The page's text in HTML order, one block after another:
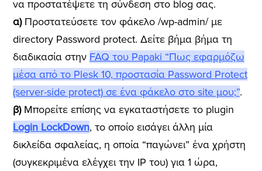
να προστατέψετε τη σύνδεση στο blog σας.
α)Προστατεύσετε τον φάκελο /wp-admin/ με
directory Password protect. Δείτε βήμα βήμα τη
διαδικασία στην FAQ του Papaki “Πως εφαρμόζω
μέσα από το Plesk 10, προστασία Password Protect
(server-side protect) σε ένα φάκελο στο site μου;”.
β)Μπορείτε επίσης να εγκαταστήσετε το plugin
Login LockDown, το οποίο εισάγει άλλη μία
δικλείδα σφαλείας, η οποία “παγώνει” ένα χρήστη
(συγκεκριμένα ελέγχει την IP του) για 1 ώρα,